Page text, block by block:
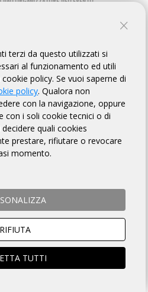
MONACO BOLZANO
LINK UTILI
2600 metri
DOVE
terzi da questo utilizzati si
al funzionamento ed utili
policy. Se vuoi saperne di
policy. Qualora non
con la navigazione, oppure
con i soli cookie tecnici o di
quali cookies
prestare, rifiutare o revocare
momento.
RIFIUTA
TUTTI